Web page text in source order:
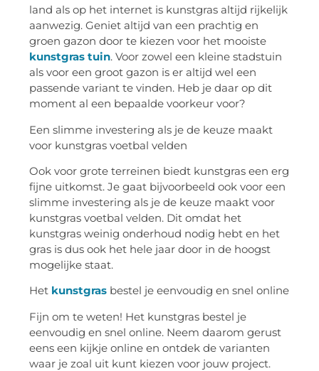
land als op het internet is kunstgras altijd rijkelijk
aanwezig. Geniet altijd van een prachtig en
groen gazon door te kiezen voor het mooiste
kunstgras tuin. Voor zowel een kleine stadstuin
als voor een groot gazon is er altijd wel een
passende variant te vinden. Heb je daar op dit
moment al een bepaalde voorkeur voor?
Een slimme investering als je de keuze maakt
voor kunstgras voetbal velden
Ook voor grote terreinen biedt kunstgras een erg
fijne uitkomst. Je gaat bijvoorbeeld ook voor een
slimme investering als je de keuze maakt voor
kunstgras voetbal velden. Dit omdat het
kunstgras weinig onderhoud nodig hebt en het
gras is dus ook het hele jaar door in de hoogst
mogelijke staat.
Het kunstgras bestel je eenvoudig en snel online
Fijn om te weten! Het kunstgras bestel je
eenvoudig en snel online. Neem daarom gerust
eens een kijkje online en ontdek de varianten
waar je zoal uit kunt kiezen voor jouw project.